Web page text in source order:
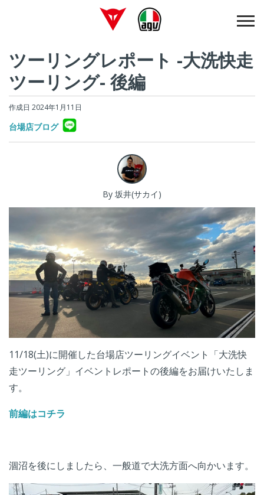
ツーリングレポート -大洗快走
ツーリング- 後編
作成日 2024年1月11日
台場店ブログ
By 坂井(サカイ)
11/18(土)に開催した台場店ツーリングイベント「大洗快
走ツーリング」イベントレポートの後編をお届けいたしま
す。
前編はコチラ
涸沼を後にしましたら、一般道で大洗方面へ向かいます。